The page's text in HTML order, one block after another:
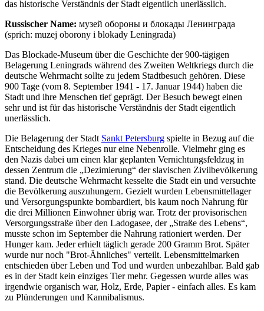
das historische Verständnis der Stadt eigentlich unerlässlich.
Russischer Name: музей обороны и блокады Ленинграда
(sprich: muzej oborony i blokady Leningrada)
Das Blockade-Museum über die Geschichte der 900-tägigen
Belagerung Leningrads während des Zweiten Weltkriegs durch die
deutsche Wehrmacht sollte zu jedem Stadtbesuch gehören. Diese
900 Tage (vom 8. September 1941 - 17. Januar 1944) haben die
Stadt und ihre Menschen tief geprägt. Der Besuch bewegt einen
sehr und ist für das historische Verständnis der Stadt eigentlich
unerlässlich.
Die Belagerung der Stadt Sankt Petersburg spielte in Bezug auf die
Entscheidung des Krieges nur eine Nebenrolle. Vielmehr ging es
den Nazis dabei um einen klar geplanten Vernichtungsfeldzug in
dessen Zentrum die „Dezimierung“ der slavischen Zivilbevölkerung
stand. Die deutsche Wehrmacht kesselte die Stadt ein und versuchte
die Bevölkerung auszuhungern. Gezielt wurden Lebensmittellager
und Versorgungspunkte bombardiert, bis kaum noch Nahrung für
die drei Millionen Einwohner übrig war. Trotz der provisorischen
Versorgungsstraße über den Ladogasee, der „Straße des Lebens“,
musste schon im September die Nahrung rationiert werden. Der
Hunger kam. Jeder erhielt täglich gerade 200 Gramm Brot. Später
wurde nur noch "Brot-Ähnliches" verteilt. Lebensmittelmarken
entschieden über Leben und Tod und wurden unbezahlbar. Bald gab
es in der Stadt kein einziges Tier mehr. Gegessen wurde alles was
irgendwie organisch war, Holz, Erde, Papier - einfach alles. Es kam
zu Plünderungen und Kannibalismus.